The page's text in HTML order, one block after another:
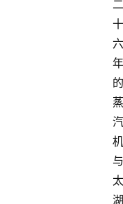
二
十
六
年
的
蒸
汽
机
与
太
湖